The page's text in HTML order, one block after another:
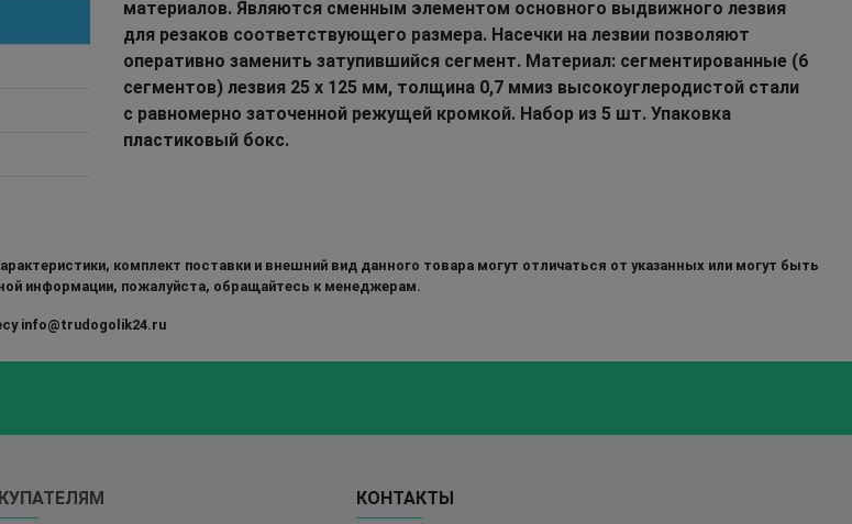
материалов. Являются сменным элементом основного выдвижного лезвия
для резаков соответствующего размера. Насечки на лезвии позволяют
оперативно заменить затупившийся сегмент. Материал: сегментированные (6
сегментов) лезвия 25 х 125 мм, толщина 0,7 ммиз высокоуглеродистой стали
с равномерно заточенной режущей кромкой. Набор из 5 шт. Упаковка
пластиковый бокс.
комплект поставки и внешний вид данного товара могут отличаться от указанных или могут быть
информации, пожалуйста, обращайтесь к менеджерам.
info@trudogolik24.ru
КОНТАКТЫ